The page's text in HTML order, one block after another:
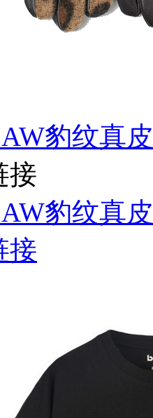
豹纹真
接
豹纹真
接